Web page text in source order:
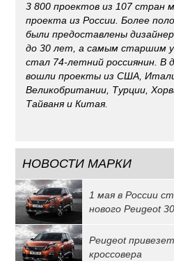
3 800 проектов из 107 стран
проекта из России. Более
были предоставлены
до 30 лет, а самым старшим
стал 74-летний россиянин. В
вошли проекты из США,
Великобритании, Турции,
Тайваня и Китая.
НОВОСТИ МАРКИ
1 мая в России
нового Peugeot
Peugeot
кроссовера